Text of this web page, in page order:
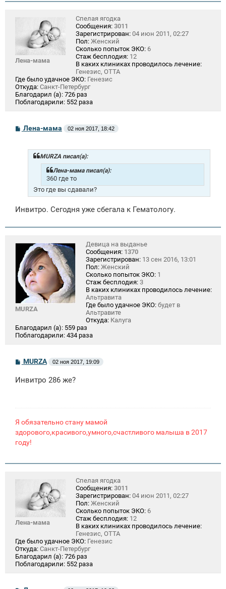
Лена-мама
Спелая ягодка
Сообщения: 3011
Зарегистрирован: 04 июн 2011, 02:27
Пол: Женский
Сколько попыток ЭКО: 6
Стаж бесплодия: 12
В каких клиниках проводилось лечение:
Генезис, ОТТА
Где было удачное ЭКО: Генезис
Откуда: Санкт-Петербург
Благодарил (а): 726 раз
Поблагодарили: 552 раза
С
Лена-мама 02 ноя 2017, 18:42
MURZA писал(а):
Лена-мама писал(а):
360 где то
Это где вы сдавали?
Инвитро. Сегодня уже сбегала к Гематологу.
MURZA
Девица на выданье
Сообщения: 1370
Зарегистрирован: 13 сен 2016, 13:01
Пол: Женский
Сколько попыток ЭКО: 1
Стаж бесплодия: 3
В каких клиниках проводилось лечение:
Альтравита
Где было удачное ЭКО: будет в
Альтравите
Откуда: Калуга
Благодарил (а): 559 раз
Поблагодарили: 434 раза
С
б
MURZA 02 ноя 2017, 19:09
Инвитро 286 же?
Я обязательно стану мамой
здорового,красивого,умного,счастливого малыша в 2017
году!
Лена-мама
Спелая ягодка
Сообщения: 3011
Зарегистрирован: 04 июн 2011, 02:27
Пол: Женский
Сколько попыток ЭКО: 6
Стаж бесплодия: 12
В каких клиниках проводилось лечение:
Генезис, ОТТА
Где было удачное ЭКО: Генезис
Откуда: Санкт-Петербург
Благодарил (а): 726 раз
Поблагодарили: 552 раза